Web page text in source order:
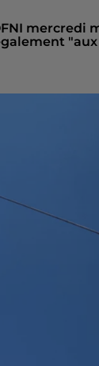
mercredi
"aux